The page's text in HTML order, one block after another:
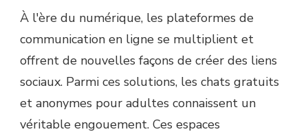
À l'ère du numérique, les plateformes de
communication en ligne se multiplient et
offrent de nouvelles façons de créer des liens
sociaux. Parmi ces solutions, les chats gratuits
et anonymes pour adultes connaissent un
véritable engouement. Ces espaces